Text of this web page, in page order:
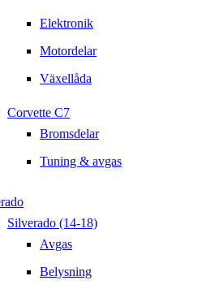
Elektronik
Motordelar
Växellåda
Corvette C7
Bromsdelar
Tuning & avgas
Silverado (14-18)
Avgas
Belysning